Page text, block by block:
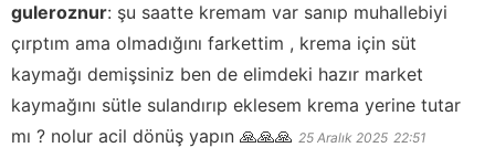
guleroznur: şu saatte kremam var sanıp muhallebiyi
çırptım ama olmadığını farkettim , krema için süt
kaymağı demişsiniz ben de elimdeki hazır market
kaymağını sütle sulandırıp eklesem krema yerine tutar
mı ? nolur acil dönüş yapın 🙏🙏🙏 25 Aralık 2025 22:51